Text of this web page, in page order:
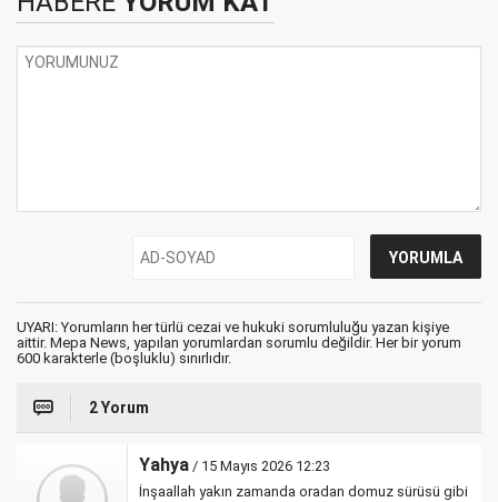
UYARI: Yorumların her türlü cezai ve hukuki sorumluluğu yazan kişiye
aittir. Mepa News, yapılan yorumlardan sorumlu değildir. Her bir yorum
600 karakterle (boşluklu) sınırlıdır.
2 Yorum
Yahya / 15 Mayıs 2026 12:23
İnşaallah yakın zamanda oradan domuz sürüsü gibi